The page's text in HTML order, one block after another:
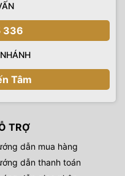
336
Tâm
TRỢ
dẫn mua hàng
dẫn thanh toán